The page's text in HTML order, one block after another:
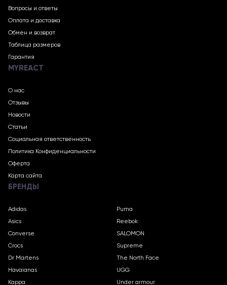
Вопросы и ответы
Оплата и доставка
Обмен и возврат
Таблица размеров
Гарантия
MYREACT
О нас
Отзывы
Новости
Статьи
Социальная ответственность
Политика Конфиденциальности
Оферта
Карта сайта
БРЕНДЫ
Adidas
Asics
Converse
Crocs
Dr Martens
Havaianas
Kappa
Puma
Reebok
SALOMON
Supreme
The North Face
UGG
Under armour